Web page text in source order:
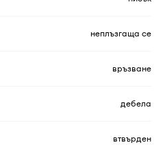
неплъзгаща се
връзване
дебела
втвърден